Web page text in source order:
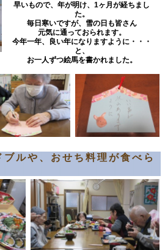
早いもので、年が明け、1ヶ月が経ちまし
た。
毎日寒いですが、雪の日も皆さん
元気に通っておられます。
今年一年、良い年になりますように・・・
と、
お一人ずつ絵馬を書かれました。
ルや、おせち料理が食べら